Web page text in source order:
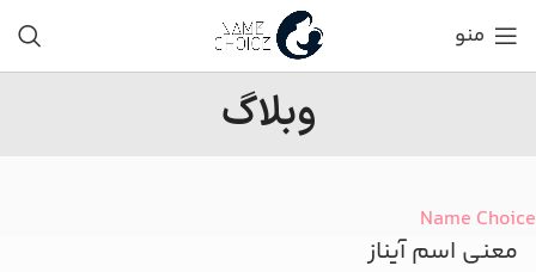
منو
وبلاگ
Name Choice
معنی اسم آیناز